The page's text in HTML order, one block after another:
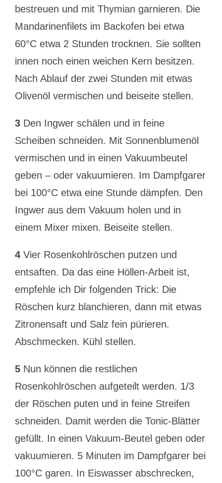
bestreuen und mit Thymian garnieren. Die
Mandarinenfilets im Backofen bei etwa
60°C etwa 2 Stunden trocknen. Sie sollten
innen noch einen weichen Kern besitzen.
Nach Ablauf der zwei Stunden mit etwas
Olivenöl vermischen und beiseite stellen.
3Den Ingwer schälen und in feine
Scheiben schneiden. Mit Sonnenblumenöl
vermischen und in einen Vakuumbeutel
geben – oder vakuumieren. Im Dampfgarer
bei 100°C etwa eine Stunde dämpfen. Den
Ingwer aus dem Vakuum holen und in
einem Mixer mixen. Beiseite stellen.
4Vier Rosenkohlröschen putzen und
entsaften. Da das eine Höllen-Arbeit ist,
empfehle ich Dir folgenden Trick: Die
Röschen kurz blanchieren, dann mit etwas
Zitronensaft und Salz fein pürieren.
Abschmecken. Kühl stellen.
5Nun können die restlichen
Rosenkohlröschen aufgeteilt werden. 1/3
der Röschen puten und in feine Streifen
schneiden. Damit werden die Tonic-Blätter
gefüllt. In einen Vakuum-Beutel geben oder
vakuumieren. 5 Minuten im Dampfgarer bei
100°C garen. In Eiswasser abschrecken,